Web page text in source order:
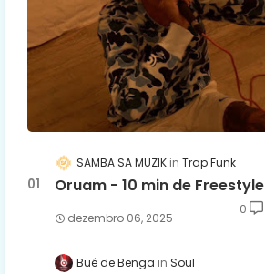
SAMBA SA MUZIK Trap Funk
Oruam - 10 min de Freestyle
dezembro 06, 2025
0
Bué de Benga Soul